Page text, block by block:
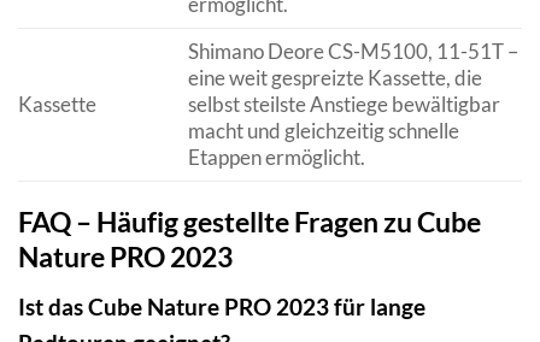
Kassette
Shimano Deore CS-M5100, 11-51T –
eine weit gespreizte Kassette, die
selbst steilste Anstiege bewältigbar
macht und gleichzeitig schnelle
Etappen ermöglicht.
FAQ – Häufig gestellte Fragen zu Cube
Nature PRO 2023
Ist das Cube Nature PRO 2023 für lange